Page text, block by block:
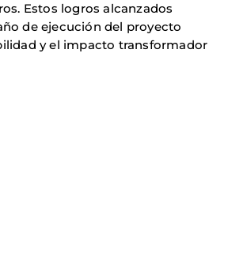
Estos logros alcanzados
de ejecución del proyecto
y el impacto transformador